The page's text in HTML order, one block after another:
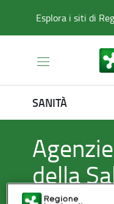
Esplora i siti di
SANITÀ
della